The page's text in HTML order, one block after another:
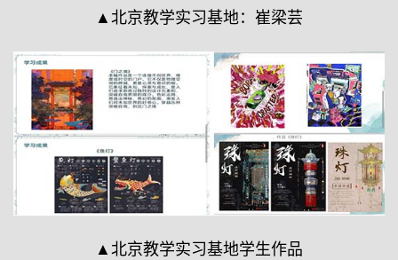
▲北京教学实习基地：崔梁芸
▲北京教学实习基地学生作品